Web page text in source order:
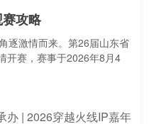
攻略
逐激情而来。第26届山东省
开赛，赛事于2026年8月4